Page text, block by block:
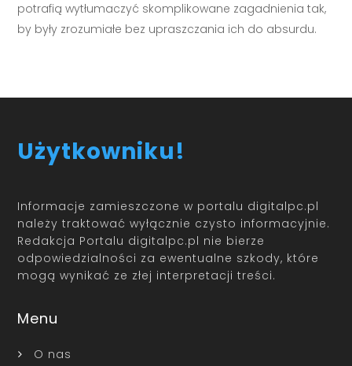
potrafią wytłumaczyć skomplikowane zagadnienia tak,
by były zrozumiałe bez upraszczania ich do absurdu.
Użytkowniku!
Informacje zamieszczone w portalu digitalpc.pl
należy traktować wyłącznie czysto informacyjnie.
Redakcja Portalu digitalpc.pl nie bierze
odpowiedzialności za ewentualne szkody, które
mogą wynikać ze złej interpretacji treści.
Menu
O nas